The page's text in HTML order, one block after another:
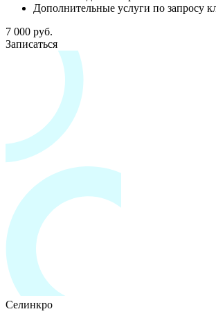
Дополнительные услуги по запросу
7 000 руб.
Записаться
Селинкро